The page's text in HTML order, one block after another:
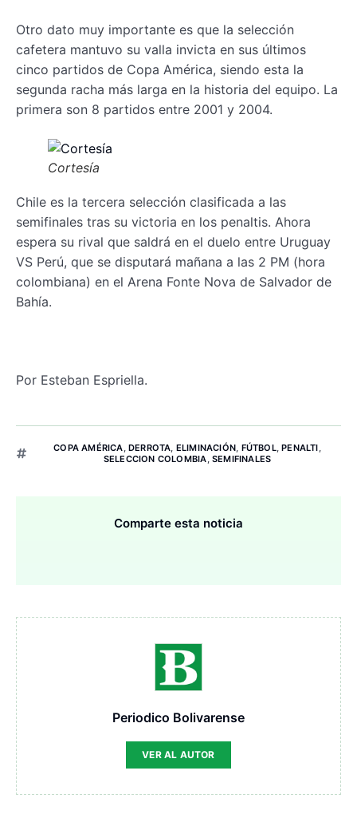
Otro dato muy importante es que la selección
cafetera mantuvo su valla invicta en sus últimos
cinco partidos de Copa América, siendo esta la
segunda racha más larga en la historia del equipo. La
primera son 8 partidos entre 2001 y 2004.
Cortesía
Chile es la tercera selección clasificada a las
semifinales tras su victoria en los penaltis. Ahora
espera su rival que saldrá en el duelo entre Uruguay
VS Perú, que se disputará mañana a las 2 PM (hora
colombiana) en el Arena Fonte Nova de Salvador de
Bahía.
Por Esteban Espriella.
COPA AMÉRICA,DERROTA, ELIMINACIÓN, FÚTBOL,PENALTI,
SELECCION COLOMBIA, SEMIFINALES
Comparte esta noticia
Periodico Bolivarense
VER AL AUTOR